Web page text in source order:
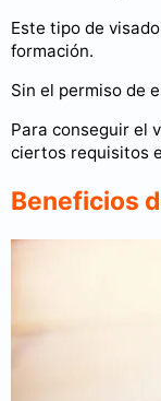
Este tipo de
formación.
Sin el permiso de
Para conseguir el
ciertos requisitos
Beneficios